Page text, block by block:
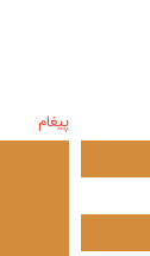
پیغام